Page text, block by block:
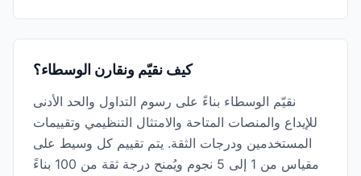
كيف نقيّم ونقارن الوسطاء؟
نقيّم الوسطاء بناءً على رسوم التداول والحد الأدنى
للإيداع والمنصات المتاحة والامتثال التنظيمي وتقييمات
المستخدمين ودرجات الثقة. يتم تقييم كل وسيط على
مقياس من 1 إلى 5 نجوم ويُمنح درجة ثقة من 100 بناءً